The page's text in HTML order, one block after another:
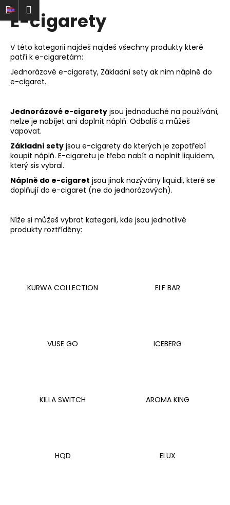
Přejít
na
obsah
Nákupní
košík
E-cigarety
V této kategorii najdeš najdeš všechny produkty které
patří k e-cigaretám:
Jednorázové e-cigarety, Základní sety ak nim náplně do
e-cigaret.
Jednorázové e-cigarety jsou jednoduché na používání,
nelze je nabíjet ani doplnit náplň. Odbalíš a můžeš
vapovat.
Základní sety jsou e-cigarety do kterých je zapotřebí
koupit náplň. E-cigaretu je třeba nabít a naplnit liquidem,
který sis vybral.
Náplně do e-cigaret jsou jinak nazývány liquidi, které se
doplňují do e-cigaret (ne do jednorázových).
Níže si můžeš vybrat kategorii, kde jsou jednotlivé
produkty roztříděny:
KURWA COLLECTION ELF BAR
VUSE GO ICEBERG
KILLA SWITCH AROMA KING
HQD ELUX
K
o Zpět
Zpět
C
o
p
t
ř
e
b
u
j
e
e
n